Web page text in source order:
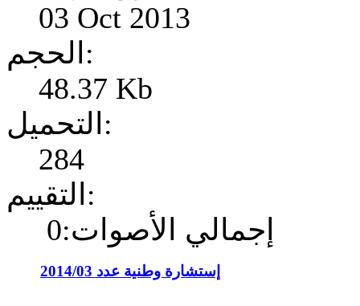
03 Oct 2013
الحجم:
48.37 Kb
التحميل:
284
التقييم:
إجمالي الأصوات:0
إستشارة وطنية عدد 2014/03